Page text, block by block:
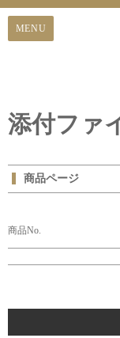
添付ファ
商品ページ
商品No.